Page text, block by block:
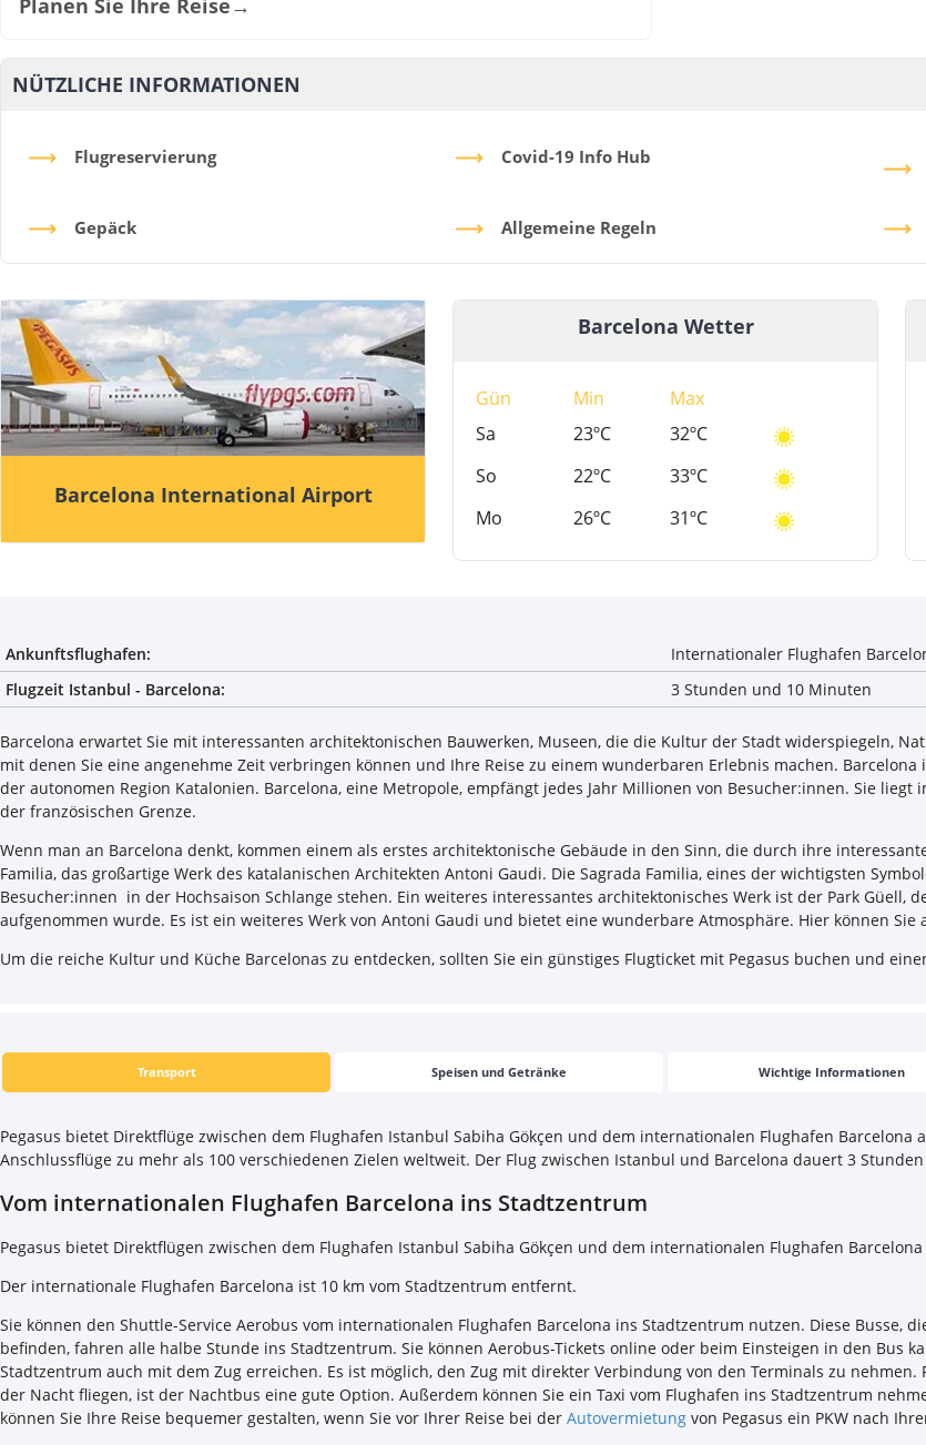
Planen Sie Ihre Reise→
NÜTZLICHE INFORMATIONEN
Flugreservierung Covid-19 Info Hub
Gepäck Allgemeine Regeln
Barcelona International Airport
Barcelona Wetter
Gün Min
Max
Sa
23ºC
32ºC
So
22ºC
33ºC
Mo
26ºC 31ºC
Ankunftsflughafen:
Internationaler Flughafen
Flugzeit Istanbul - Barcelona:
3 Stunden und 10 Minuten
Barcelona erwartet Sie mit interessanten architektonischen Bauwerken, Museen, die die Kultur der Stadt widerspiegeln,
mit denen Sie eine angenehme Zeit verbringen können und Ihre Reise zu einem wunderbaren Erlebnis machen.
der autonomen Region Katalonien. Barcelona, eine Metropole, empfängt jedes Jahr Millionen von Besucher:innen. Sie liegt
der französischen Grenze.
Wenn man an Barcelona denkt, kommen einem als erstes architektonische Gebäude in den Sinn, die durch ihre
Familia, das großartige Werk des katalanischen Architekten Antoni Gaudi. Die Sagrada Familia, eines der wichtigsten
Besucher:innen in der Hochsaison Schlange stehen. Ein weiteres interessantes architektonisches Werk ist der Park Güell,
aufgenommen wurde. Es ist ein weiteres Werk von Antoni Gaudi und bietet eine wunderbare Atmosphäre. Hier können Sie
Um die reiche Kultur und Küche Barcelonas zu entdecken, sollten Sie ein günstiges Flugticket mit Pegasus buchen und
Transport Speisen und Getränke Wichtige Informationen
Pegasus bietet Direktflüge zwischen dem Flughafen Istanbul Sabiha Gökçen und dem internationalen Flughafen Barcelona
Anschlussflüge zu mehr als 100 verschiedenen Zielen weltweit. Der Flug zwischen Istanbul und Barcelona dauert 3
Vom internationalen Flughafen Barcelona ins Stadtzentrum
Pegasus bietet Direktflügen zwischen dem Flughafen Istanbul Sabiha Gökçen und dem internationalen Flughafen Barcelona
Der internationale Flughafen Barcelona ist 10 km vom Stadtzentrum entfernt.
Sie können den Shuttle-Service Aerobus vom internationalen Flughafen Barcelona ins Stadtzentrum nutzen. Diese Busse,
befinden, fahren alle halbe Stunde ins Stadtzentrum. Sie können Aerobus-Tickets online oder beim Einsteigen in den Bus
Stadtzentrum auch mit dem Zug erreichen. Es ist möglich, den Zug mit direkter Verbindung von den Terminals zu
der Nacht fliegen, ist der Nachtbus eine gute Option. Außerdem können Sie ein Taxi vom Flughafen ins Stadtzentrum
können Sie Ihre Reise bequemer gestalten, wenn Sie vor Ihrer Reise bei der Autovermietung von Pegasus ein PKW nach